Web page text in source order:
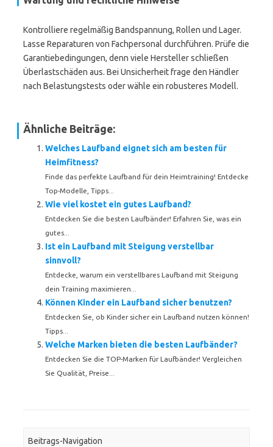
Kontrolliere regelmäßig Bandspannung, Rollen und Lager.
Lasse Reparaturen von Fachpersonal durchführen. Prüfe die
Garantiebedingungen, denn viele Hersteller schließen
Überlastschäden aus. Bei Unsicherheit frage den Händler
nach Belastungstests oder wähle ein robusteres Modell.
Ähnliche Beiträge:
Welches Laufband eignet sich am besten für
Heimfitness?
Finde das perfekte Laufband für dein Heimtraining! Entdecke
Top-Modelle, Tipps...
Wie viel kostet ein gutes Laufband?
Entdecken Sie die besten Laufbänder! Erfahren Sie, was ein
gutes...
Ist ein Laufband mit Steigung verstellbar
sinnvoll?
Entdecke, warum ein verstellbares Laufband mit Steigung
dein Training maximieren...
Können Kinder ein Laufband sicher benutzen?
Entdecken Sie, ob Kinder sicher ein Laufband nutzen können!
Tipps...
Welche Marken bieten die besten Laufbänder?
Entdecken Sie die TOP-Marken für Laufbänder! Vergleichen
Sie Qualität, Preise...
Beitrags-Navigation